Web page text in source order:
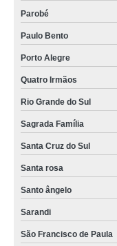
Parobé
Paulo Bento
Porto Alegre
Quatro Irmãos
Rio Grande do Sul
Sagrada Família
Santa Cruz do Sul
Santa rosa
Santo ângelo
Sarandi
São Francisco de Paula